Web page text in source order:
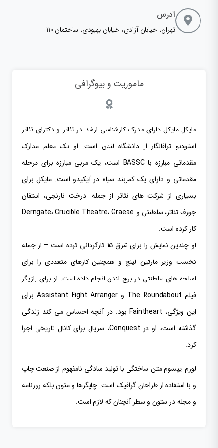
آدرس
تهران، خیابان آزادی، خیابان بهبودی، ساختمان 110
ماموریت و بیوگرافی
مایکل مایکل دارای مدرک کارشناسی ارشد در تئاتر و دکترای تئاتر
استودیو ترافالگار از دانشگاه لندن است. او یک معلم مدارک
مقدماتی مبارزه با BASSC است، یک مربی مبارزه برای مرحله
مقدماتی و دارای یک کمربند سیاه در آیکیدو است. مایکل برای
بسیاری از شرکت های تئاتر از جمله: درخت نارنجی، استفان
جوزف تئاتر، سلطنتی و Derngate، Crucible Theatre، Graeae
کار کرده است.
او چندین نمایش را برای شرق 15 کارگردانی کرده است – از جمله
نخست وزیر مارتین لینچ و همچنین کارهای متعددی را برای
اسلحه های سلطنتی در برج لندن انجام داده است. او برای بازیگر
فیلم The Roundabout و Assistant Fight Arranger برای
این ویژگی، Faintheart بود. در آنچه احساس می کند زندگی
گذشته است، او در Conquest، سریال برای کانال تاریخی اجرا
کرد.
لورم ایپسوم متن ساختگی با تولید سادگی نامفهوم از صنعت چاپ
و با استفاده از طراحان گرافیک است. چاپگرها و متون بلکه روزنامه
و مجله در ستون و سطر آنچنان که لازم است.